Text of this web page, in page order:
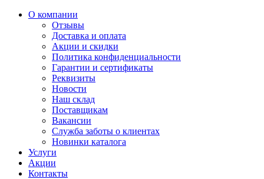
О компании
Отзывы
Доставка и оплата
Акции и скидки
Политика конфиденциальности
Гарантии и сертификаты
Реквизиты
Новости
Наш склад
Поставщикам
Вакансии
Служба заботы о клиентах
Новинки каталога
Услуги
Акции
Контакты